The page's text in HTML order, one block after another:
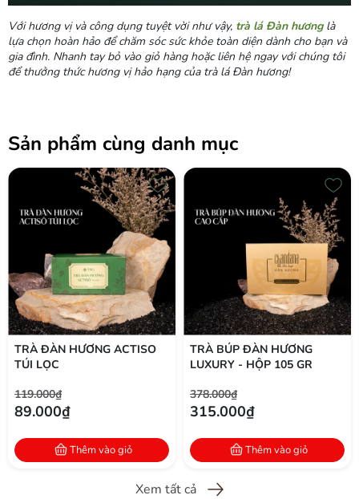
Với hương vị và công dụng tuyệt vời như vậy, trà lá Đàn hươnglà
lựa chọn hoàn hảo để chăm sóc sức khỏe toàn diện dành cho bạn và
gia đình. Nhanh tay bỏ vào giỏ hàng hoặc liên hệ ngay với chúng tôi
để thưởng thức hương vị hảo hạng của trà lá Đàn hương!
Sản phẩm cùng danh mục
TRÀ ĐÀN HƯƠNG ACTISO
TÚI LỌC
119.000₫
89.000₫
Thêm vào giỏ
TRÀ BÚP ĐÀN HƯƠNG
LUXURY - HỘP 105 GR
378.000₫
315.000₫
Thêm vào giỏ
Xem tất cả